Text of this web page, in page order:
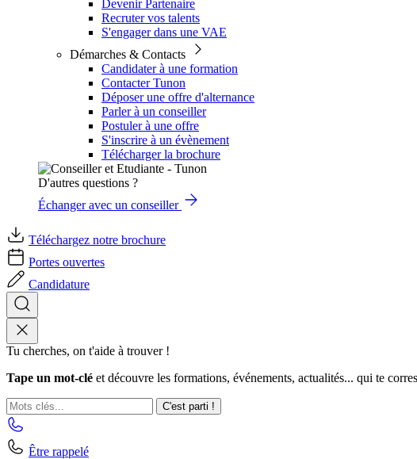
Devenir Partenaire
Recruter vos talents
S'engager dans une VAE
Démarches & Contacts
Candidater à une formation
Contacter Tunon
Déposer une offre d'alternance
Parler à un conseiller
Postuler à une offre
S'inscrire à un évènement
Télécharger la brochure
D'autres questions ?
Échanger avec un conseiller
Téléchargez notre brochure
Portes ouvertes
Candidature
Tu cherches, on t'aide à trouver !
Tape un mot-clé et découvre les formations, événements, actualités... qui te
C'est parti !
Être rappelé